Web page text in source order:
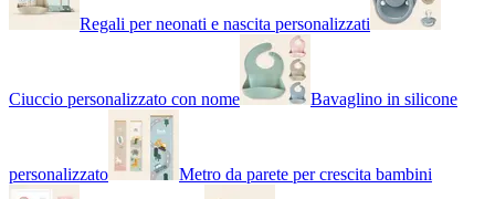
Regali per neonati e nascita personalizzati
Ciuccio personalizzato con nome Bavaglino in silicone
personalizzato Metro da parete per crescita bambini